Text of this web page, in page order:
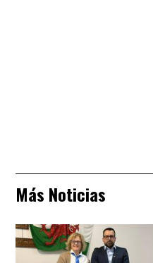
Más Noticias